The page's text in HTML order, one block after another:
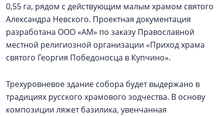
0,55 га, рядом с действующим малым храмом святого
Александра Невского. Проектная документация
разработана ООО «АМ» по заказу Православной
местной религиозной организации «Приход храма
святого Георгия Победоносца в Купчино».
Трехуровневое здание собора будет выдержано в
традициях русского храмового зодчества. В основу
композиции ляжет базилика, увенчанная